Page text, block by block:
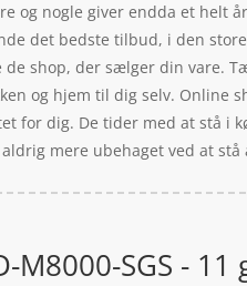
og nogle giver endda et helt
det bedste tilbud, i den
shop, der sælger din vare.
og hjem til dig selv. Online
for dig. De tider med at stå i
mere ubehaget ved at
M8000-SGS - 11